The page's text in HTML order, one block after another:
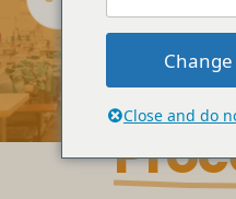
OEM
Close and do